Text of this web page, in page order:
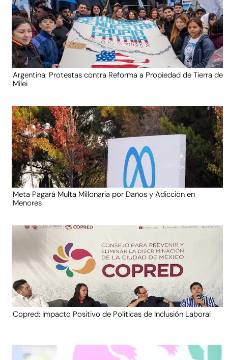
Argentina: Protestas contra Reforma a Propiedad de Tierra de
Milei
Meta Pagará Multa Millonaria por Daños y Adicción en
Menores
Copred: Impacto Positivo de Políticas de Inclusión Laboral